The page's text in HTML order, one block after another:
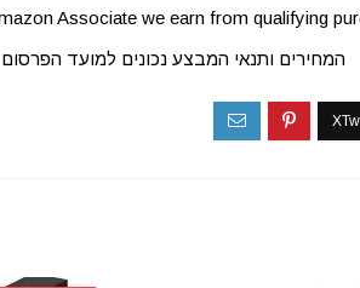
Associate we earn from qualifying
המחירים ותנאי המבצע נכונים למועד הפרסום